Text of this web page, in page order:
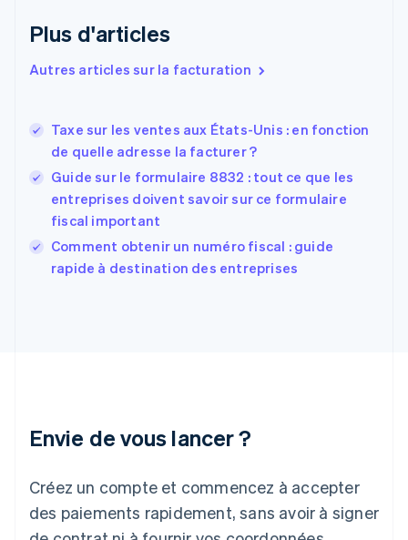
Plus d'articles
Autres articles sur la facturation
Taxe sur les ventes aux États-Unis : en fonction
de quelle adresse la facturer ?
Guide sur le formulaire 8832 : tout ce que les
entreprises doivent savoir sur ce formulaire
fiscal important
Comment obtenir un numéro fiscal : guide
rapide à destination des entreprises
Envie de vous lancer ?
Créez un compte et commencez à accepter
des paiements rapidement, sans avoir à signer
English
Émirats arabes unis
Estonie
États-Unis
English Español 简体中文
Finlande
EnglishSvenska
France
FrançaisEnglish
Gibraltar
English
Italie
Japon
日本語
Lettonie